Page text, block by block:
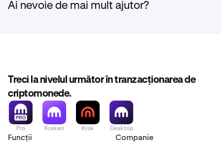
tranzacționare.
diferi de formatele afișate pe platformele noastre de
tranzacționare. Consultă articolul nostru despre cum
utilizăm
punctele și virgulelepentru mai multe informații.
10 AUD
Ai nevoie de mai mult ajutor?
Treci la nivelul următor în tranzacționarea de
criptomonede.
Pro Kraken Krak Desktop
Funcții Companie